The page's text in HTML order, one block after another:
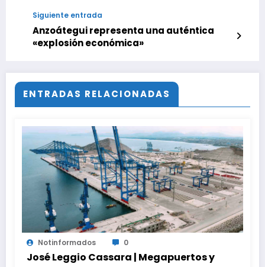
Siguiente entrada
Anzoátegui representa una auténtica
«explosión económica»
ENTRADAS RELACIONADAS
Notinformados 0
José Leggio Cassara | Megapuertos y